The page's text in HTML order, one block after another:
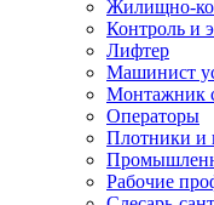
Жилищно-
Контроль и
Лифтер
Машинист
Монтажник
Операторы
Плотники и
Рабочие